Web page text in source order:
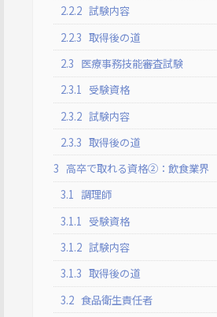
2.2.2 試験内容
2.2.3 取得後の道
2.3 医療事務技能審査試験
2.3.1 受験資格
2.3.2 試験内容
2.3.3 取得後の道
3 高卒で取れる資格②：飲食業界
3.1 調理師
3.1.1
受験資格
3.1.2 試験内容
3.1.3 取得後の道
3.2 食品衛生責任者